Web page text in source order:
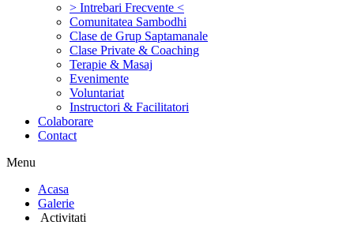
> Intrebari Frecvente <
Comunitatea Sambodhi
Clase de Grup Saptamanale
Clase Private & Coaching
Terapie & Masaj
‎Evenimente
Voluntariat
‏‏‎Instructori & Facilitatori
Colaborare
Contact
Menu
‎Acasa
Galerie
‎ ‎Activitati‎